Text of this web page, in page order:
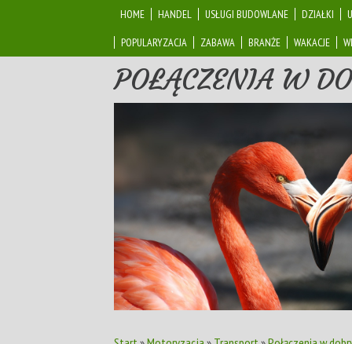
HOME HANDEL USŁUGI BUDOWLANE DZIAŁKI
POPULARYZACJA
ZABAWA BRANŻE WAKACJE
POŁĄCZENIA W